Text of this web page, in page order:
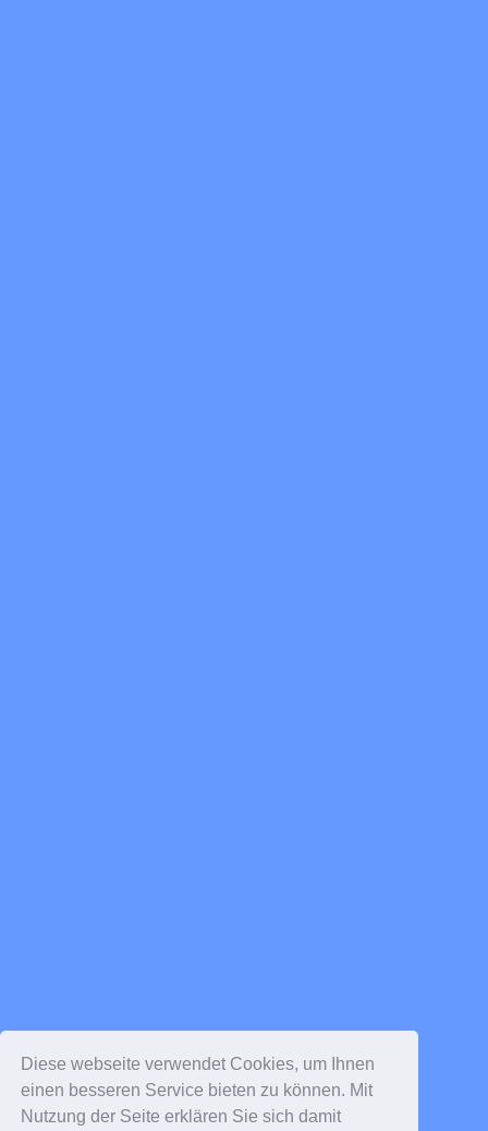
Diese webseite verwendet Cookies, um Ihnen
einen besseren Service bieten zu können. Mit
Nutzung der Seite erklären Sie sich damit